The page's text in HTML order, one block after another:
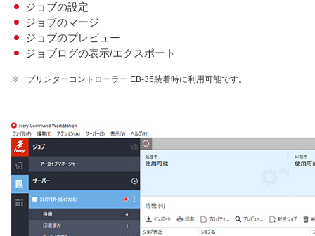
ジョブの設定
ジョブのマージ
ジョブのプレビュー
ジョブログの表示/エクスポート
※ プリンターコントローラー EB-35装着時に利用可能です。